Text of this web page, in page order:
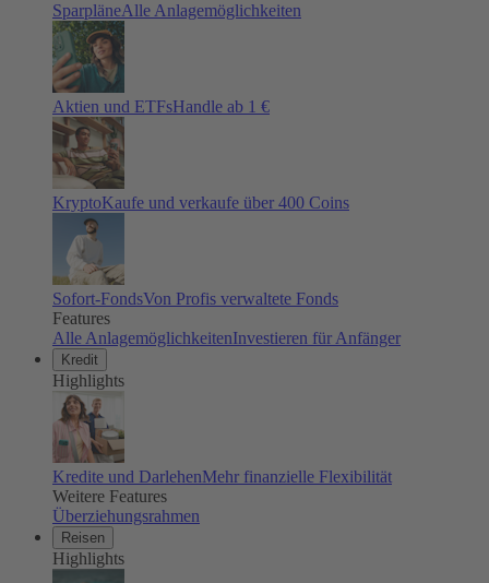
SparpläneAlle Anlagemöglichkeiten
Aktien und ETFsHandle ab 1 €
KryptoKaufe und verkaufe über 400 Coins
Sofort-FondsVon Profis verwaltete Fonds
Features
Alle AnlagemöglichkeitenInvestieren für Anfänger
Kredit
Highlights
Kredite und DarlehenMehr finanzielle Flexibilität
Weitere Features
Überziehungsrahmen
Reisen
Highlights